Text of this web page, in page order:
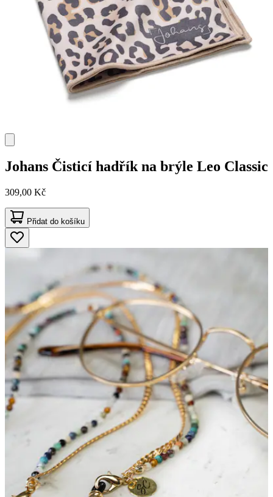
Johans Čisticí hadřík na brýle Leo Classic
309,00 Kč
Přidat do košíku